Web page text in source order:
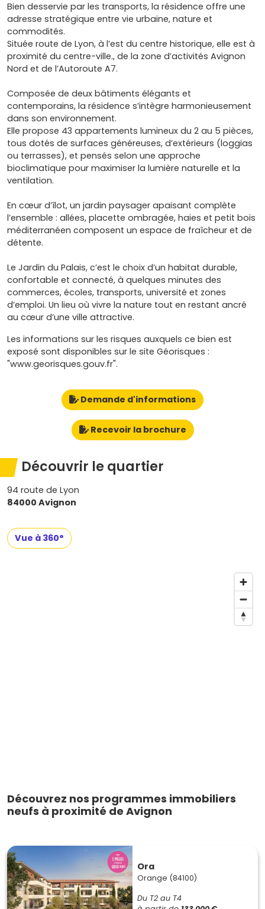
Bien desservie par les transports, la résidence offre une
adresse stratégique entre vie urbaine, nature et
commodités.
Située route de Lyon, à l’est du centre historique, elle est à
proximité du centre-ville., de la zone d’activités Avignon
Nord et de l’Autoroute A7.
Composée de deux bâtiments élégants et
contemporains, la résidence s’intègre harmonieusement
dans son environnement.
Elle propose 43 appartements lumineux du 2 au 5 pièces,
tous dotés de surfaces généreuses, d’extérieurs (loggias
ou terrasses), et pensés selon une approche
bioclimatique pour maximiser la lumière naturelle et la
ventilation.
En cœur d’îlot, un jardin paysager apaisant complète
l’ensemble : allées, placette ombragée, haies et petit bois
méditerranéen composent un espace de fraîcheur et de
détente.
Le Jardin du Palais, c’est le choix d’un habitat durable,
confortable et connecté, à quelques minutes des
commerces, écoles, transports, université et zones
d’emploi. Un lieu où vivre la nature tout en restant ancré
au cœur d’une ville attractive.
Les informations sur les risques auxquels ce bien est
exposé sont disponibles sur le site Géorisques :
"www.georisques.gouv.fr".
Demande d'informations
Recevoir la brochure
Découvrir le quartier
94 route de Lyon
84000 Avignon
Vue à 360°
Découvrez nos programmes immobiliers
neufs à proximité de Avignon
Ora
Orange (84100)
Du T2 au T4